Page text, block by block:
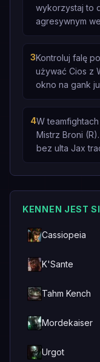
wykorzystaj to
agresywnym
3Kontroluj falę
używać Cios z
okno na gank
4W
Mistrz Broni
bez ulta Jax
KENNEN JEST
Cassiopeia
K'Sante
Tahm Kench
Mordekaiser
Urgot